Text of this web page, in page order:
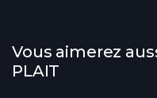
Vous aimerez
PLAIT